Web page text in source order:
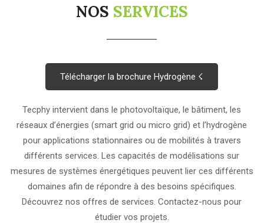
NOS SERVICES
Télécharger la brochure Hydrogène ☇
Tecphy intervient dans le photovoltaïque, le bâtiment, les
réseaux d’énergies (smart grid ou micro grid) et l’hydrogène
pour applications stationnaires ou de mobilités à travers
différents services. Les capacités de modélisations sur
mesures de systèmes énergétiques peuvent lier ces différents
domaines afin de répondre à des besoins spécifiques.
Découvrez nos offres de services. Contactez-nous pour
étudier vos projets.